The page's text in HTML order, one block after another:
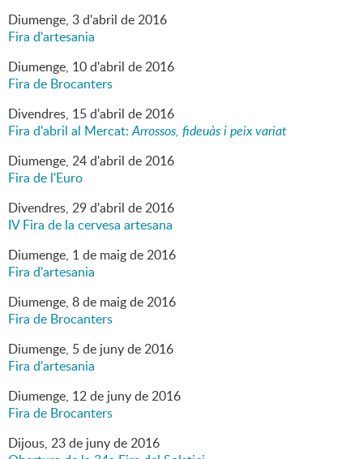
Diumenge, 3d'abril de2016
Fira d'artesania
Diumenge, 10d'abril de2016
Fira de Brocanters
Divendres, 15d'abril de2016
Fira d'abril al Mercat:Arrossos, fideuàs i peix variat
Diumenge, 24d'abril de2016
Fira de l'Euro
Divendres, 29d'abril de2016
IV Fira de la cervesa artesana
Diumenge, 1de maigde2016
Fira d'artesania
Diumenge, 8de maigde2016
Fira de Brocanters
Diumenge, 5de junyde2016
Fira d'artesania
Diumenge, 12de junyde2016
Fira de Brocanters
Dijous, 23de junyde2016